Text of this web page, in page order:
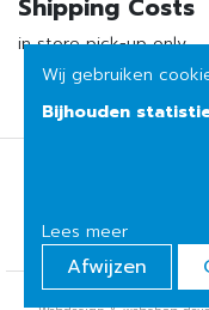
Shipping Costs
in store pick-up only
© Copyright 2026 | Het
Wij gebruiken
Bijhouden
Lees meer
Afwijzen